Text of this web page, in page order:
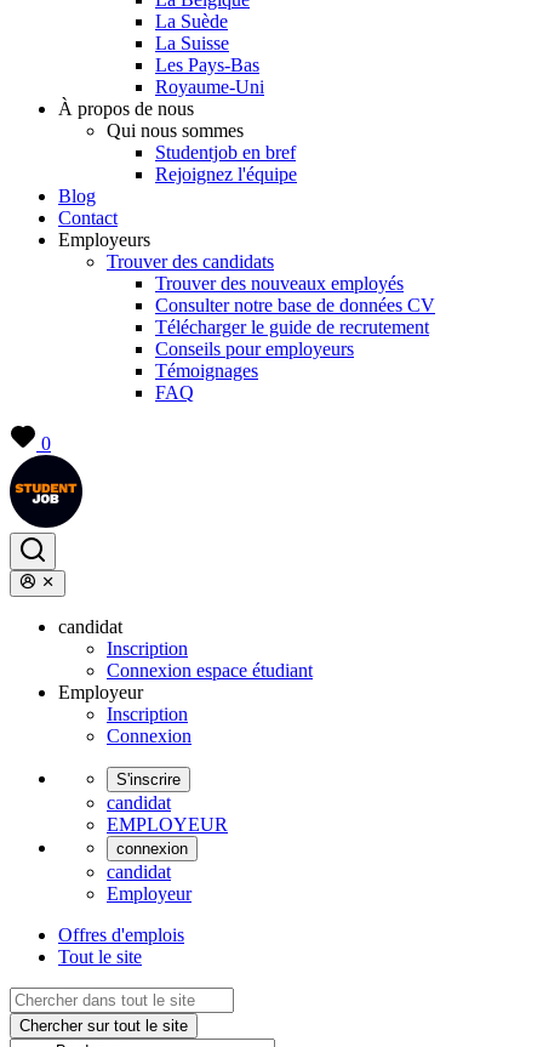
La Suède
La Suisse
Les Pays-Bas
Royaume-Uni
À propos de nous
Qui nous sommes
Studentjob en bref
Rejoignez l'équipe
Blog
Contact
Employeurs
Trouver des candidats
Trouver des nouveaux employés
Consulter notre base de données CV
Télécharger le guide de recrutement
Conseils pour employeurs
Témoignages
FAQ
0
candidat
Inscription
Connexion espace étudiant
Employeur
Inscription
Connexion
S'inscrire
candidat
EMPLOYEUR
connexion
candidat
Employeur
Offres d'emplois
Tout le site